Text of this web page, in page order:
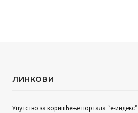
ЛИНКОВИ
Упутство за коришћење портала “е-индекс”